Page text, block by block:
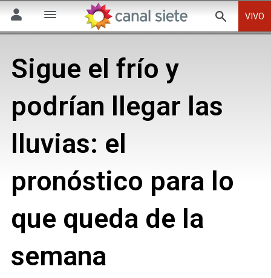
VIVO
Sigue el frío y
podrían llegar las
lluvias: el
pronóstico para lo
que queda de la
semana